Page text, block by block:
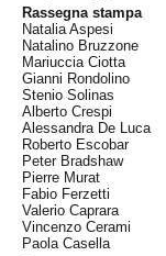
Rassegna stampa
Natalia Aspesi
Natalino Bruzzone
Mariuccia Ciotta
Gianni Rondolino
Stenio Solinas
Alberto Crespi
Alessandra De Luca
Roberto Escobar
Peter Bradshaw
Pierre Murat
Fabio Ferzetti
Valerio Caprara
Vincenzo Cerami
Paola Casella